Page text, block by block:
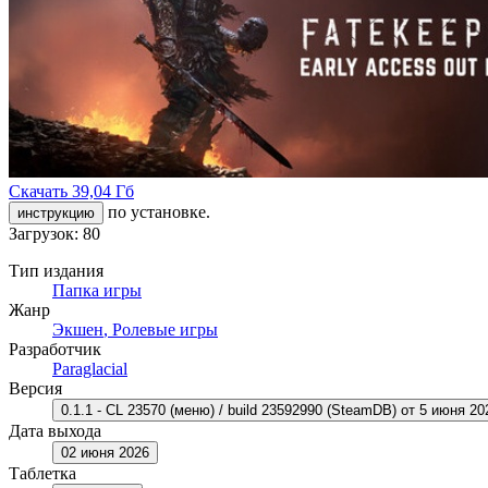
Скачать 39,04 Гб
инструкцию
по установке.
Загрузок: 80
Тип издания
Папка игры
Жанр
Экшен, Ролевые игры
Разработчик
Paraglacial
Версия
0.1.1 - CL 23570 (меню) / build 23592990 (SteamDB) от 5 июня
Дата выхода
02 июня 2026
Таблетка